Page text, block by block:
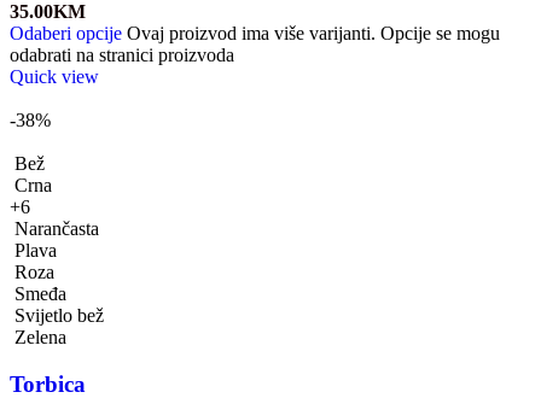
35.00KM
Odaberi opcije Ovaj proizvod ima više varijanti. Opcije se mogu
odabrati na stranici proizvoda
Quick view
-38%
Bež
Crna
+6
Narančasta
Plava
Roza
Smeđa
Svijetlo bež
Zelena
Torbica